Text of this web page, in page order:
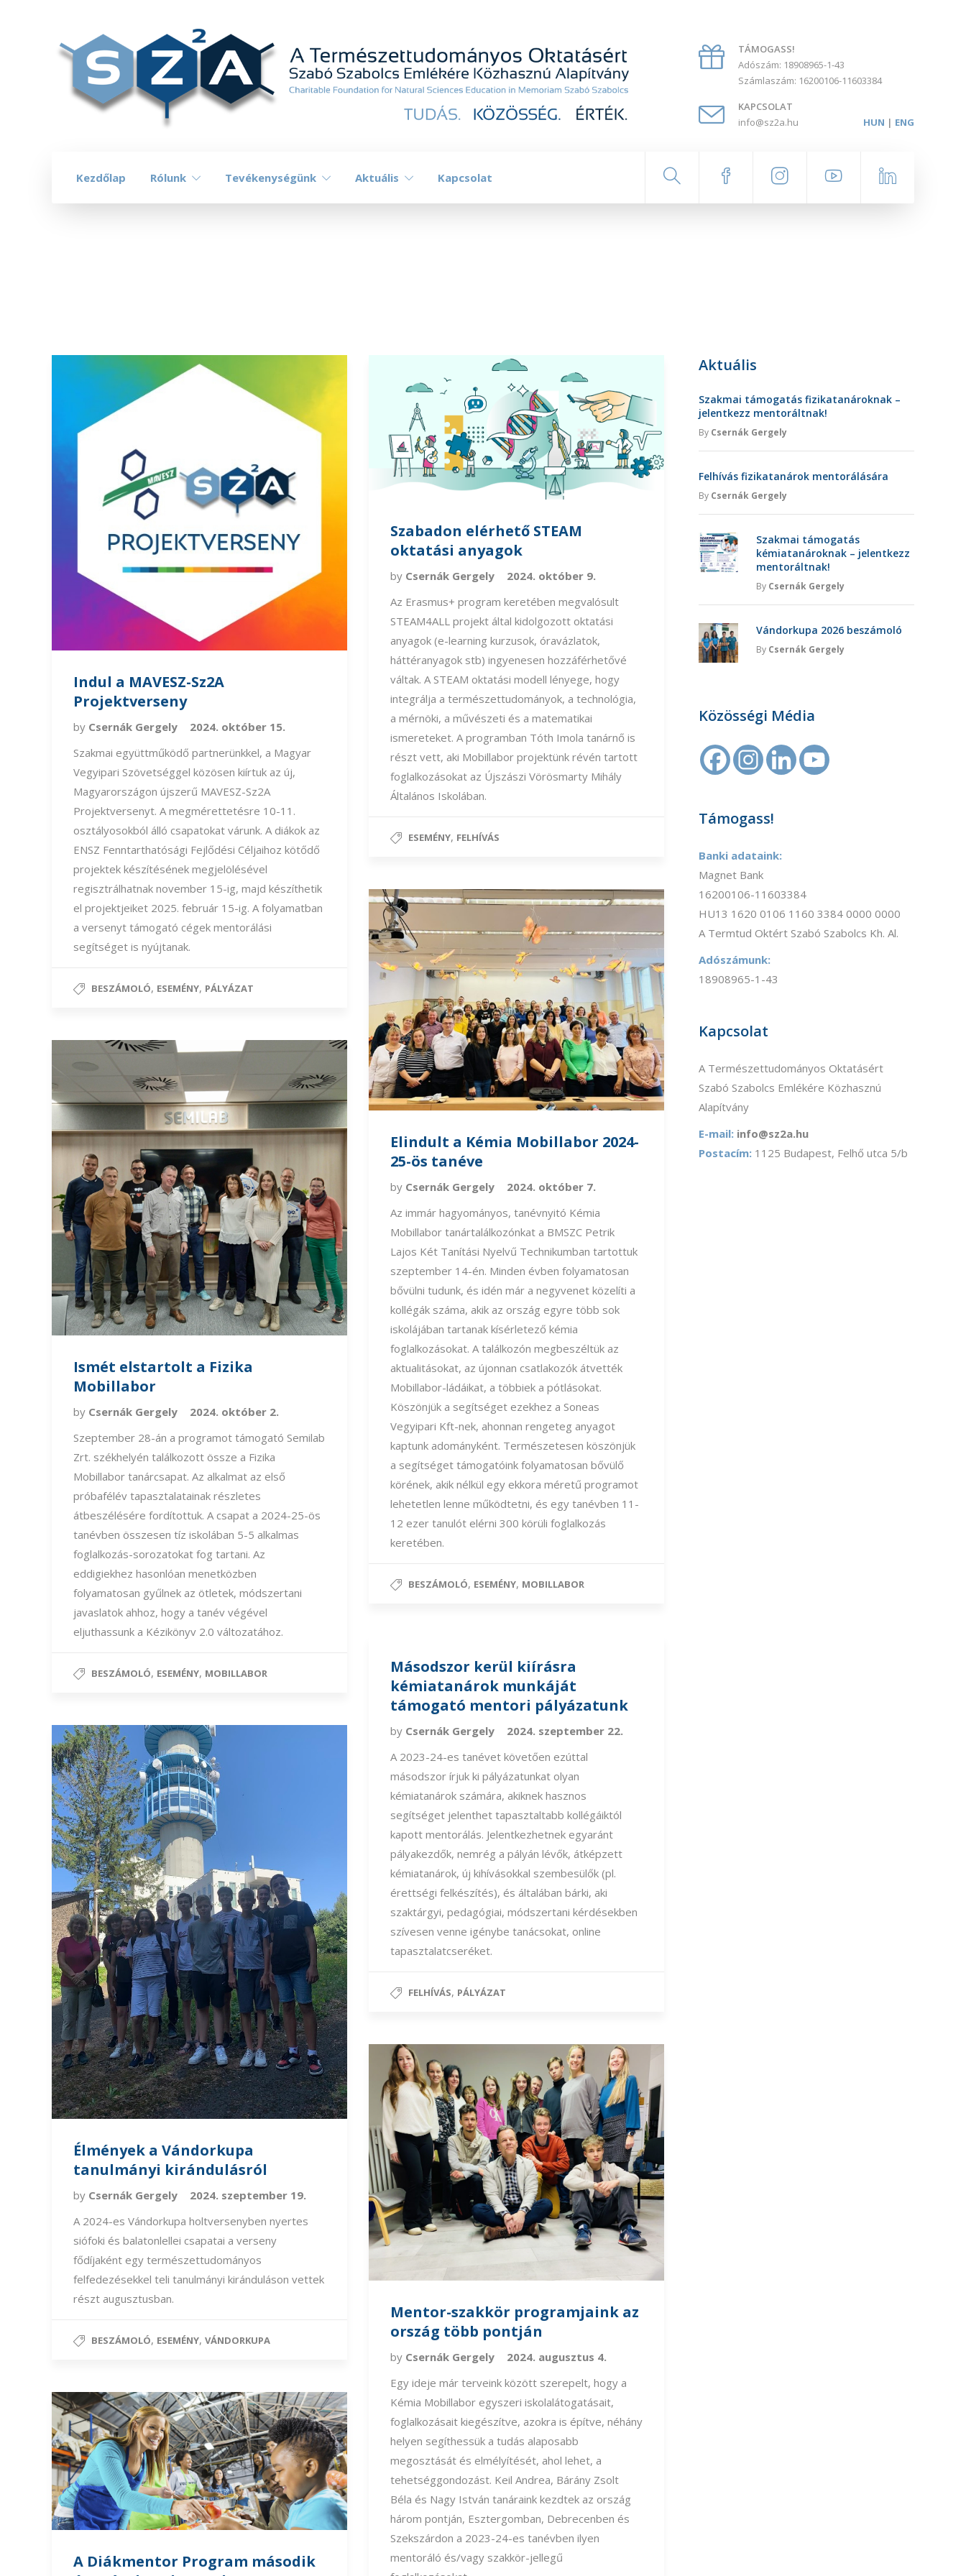
TÁMOGASS!
Adószám: 18908965-1-43
Számlaszám: 16200106-11603384
KAPCSOLAT
info@sz2a.hu
HUN | ENG
Kezdőlap Rólunk Tevékenységünk Aktuális Kapcsolat
Indul a MAVESZ-Sz2A
Projektverseny
by Csernák Gergely
2024. október 15.
Szakmai együttműködő partnerünkkel, a Magyar
Vegyipari Szövetséggel közösen kiírtuk az új,
Magyarországon újszerű MAVESZ-Sz2A
Projektversenyt. A megmérettetésre 10-11.
osztályosokból álló csapatokat várunk. A diákok az
ENSZ Fenntarthatósági Fejlődési Céljaihoz kötődő
projektek készítésének megjelölésével
regisztrálhatnak november 15-ig, majd készíthetik
el projektjeiket 2025. február 15-ig. A folyamatban
a versenyt támogató cégek mentorálási
segítséget is nyújtanak.
BESZÁMOLÓ, ESEMÉNY, PÁLYÁZAT
Szabadon elérhető STEAM
oktatási anyagok
by Csernák Gergely
2024. október 9.
Az Erasmus+ program keretében megvalósult
STEAM4ALL projekt által kidolgozott oktatási
anyagok (e-learning kurzusok, óravázlatok,
háttéranyagok stb) ingyenesen hozzáférhetővé
váltak. A STEAM oktatási modell lényege, hogy
integrálja a természettudományok, a technológia,
a mérnöki, a művészeti és a matematikai
ismereteket. A programban Tóth Imola tanárnő is
részt vett, aki Mobillabor projektünk révén tartott
foglalkozásokat az Újszászi Vörösmarty Mihály
Általános Iskolában.
ESEMÉNY, FELHÍVÁS
Elindult a Kémia Mobillabor 2024-
25-ös tanéve
by Csernák Gergely
2024. október 7.
Az immár hagyományos, tanévnyitó Kémia
Mobillabor tanártalálkozónkat a BMSZC Petrik
Lajos Két Tanítási Nyelvű Technikumban tartottuk
szeptember 14-én. Minden évben folyamatosan
bővülni tudunk, és idén már a negyvenet közelíti a
kollégák száma, akik az ország egyre több sok
iskolájában tartanak kísérletező kémia
foglalkozásokat. A találkozón megbeszéltük az
aktualitásokat, az újonnan csatlakozók átvették
Mobillabor-ládáikat, a többiek a pótlásokat.
Köszönjük a segítséget ezekhez a Soneas
Vegyipari Kft-nek, ahonnan rengeteg anyagot
kaptunk adományként. Természetesen köszönjük
a segítséget támogatóink folyamatosan bővülő
körének, akik nélkül egy ekkora méretű programot
lehetetlen lenne működtetni, és egy tanévben 11-
12 ezer tanulót elérni 300 körüli foglalkozás
keretében.
BESZÁMOLÓ, ESEMÉNY, MOBILLABOR
Ismét elstartolt a Fizika
Mobillabor
by Csernák Gergely
2024. október 2.
Szeptember 28-án a programot támogató Semilab
Zrt. székhelyén találkozott össze a Fizika
Mobillabor tanárcsapat. Az alkalmat az első
próbafélév tapasztalatainak részletes
átbeszélésére fordítottuk. A csapat a 2024-25-ös
tanévben összesen tíz iskolában 5-5 alkalmas
foglalkozás-sorozatokat fog tartani. Az
eddigiekhez hasonlóan menetközben
folyamatosan gyűlnek az ötletek, módszertani
javaslatok ahhoz, hogy a tanév végével
eljuthassunk a Kézikönyv 2.0 változatához.
BESZÁMOLÓ, ESEMÉNY, MOBILLABOR
Másodszor kerül kiírásra
kémiatanárok munkáját
támogató mentori pályázatunk
by Csernák Gergely
2024. szeptember 22.
A 2023-24-es tanévet követően ezúttal
másodszor írjuk ki pályázatunkat olyan
kémiatanárok számára, akiknek hasznos
segítséget jelenthet tapasztaltabb kollégáiktól
kapott mentorálás. Jelentkezhetnek egyaránt
pályakezdők, nemrég a pályán lévők, átképzett
kémiatanárok, új kihívásokkal szembesülők (pl.
érettségi felkészítés), és általában bárki, aki
szaktárgyi, pedagógiai, módszertani kérdésekben
szívesen venne igénybe tanácsokat, online
tapasztalatcseréket.
FELHÍVÁS, PÁLYÁZAT
Élmények a Vándorkupa
tanulmányi kirándulásról
by Csernák Gergely
2024. szeptember 19.
A 2024-es Vándorkupa holtversenyben nyertes
siófoki és balatonlellei csapatai a verseny
fődíjaként egy természettudományos
felfedezésekkel teli tanulmányi kiránduláson vettek
részt augusztusban.
BESZÁMOLÓ, ESEMÉNY, VÁNDORKUPA
Mentor-szakkör programjaink az
ország több pontján
by Csernák Gergely
2024. augusztus 4.
Egy ideje már terveink között szerepelt, hogy a
Kémia Mobillabor egyszeri iskolalátogatásait,
foglalkozásait kiegészítve, azokra is építve, néhány
helyen segíthessük a tudás alaposabb
megosztását és elmélyítését, ahol lehet, a
tehetséggondozást. Keil Andrea, Bárány Zsolt
Béla és Nagy István tanáraink kezdtek az ország
három pontján, Esztergomban, Debrecenben és
Szekszárdon a 2023-24-es tanévben ilyen
mentoráló és/vagy szakkör-jellegű
A Diákmentor Program második
Aktuális
Szakmai támogatás fizikatanároknak –
jelentkezz mentoráltnak!
By Csernák Gergely
Felhívás fizikatanárok mentorálására
By Csernák Gergely
Szakmai támogatás
kémiatanároknak – jelentkezz
mentoráltnak!
By Csernák Gergely
Vándorkupa 2026 beszámoló
By Csernák Gergely
Közösségi Média
Támogass!
Banki adataink:
Magnet Bank
16200106-11603384
HU13 1620 0106 1160 3384 0000 0000
A Termtud Oktért Szabó Szabolcs Kh. Al.
Adószámunk:
18908965-1-43
Kapcsolat
A Természettudományos Oktatásért
Szabó Szabolcs Emlékére Közhasznú
Alapítvány
E-mail: info@sz2a.hu
Postacím: 1125 Budapest, Felhő utca 5/b